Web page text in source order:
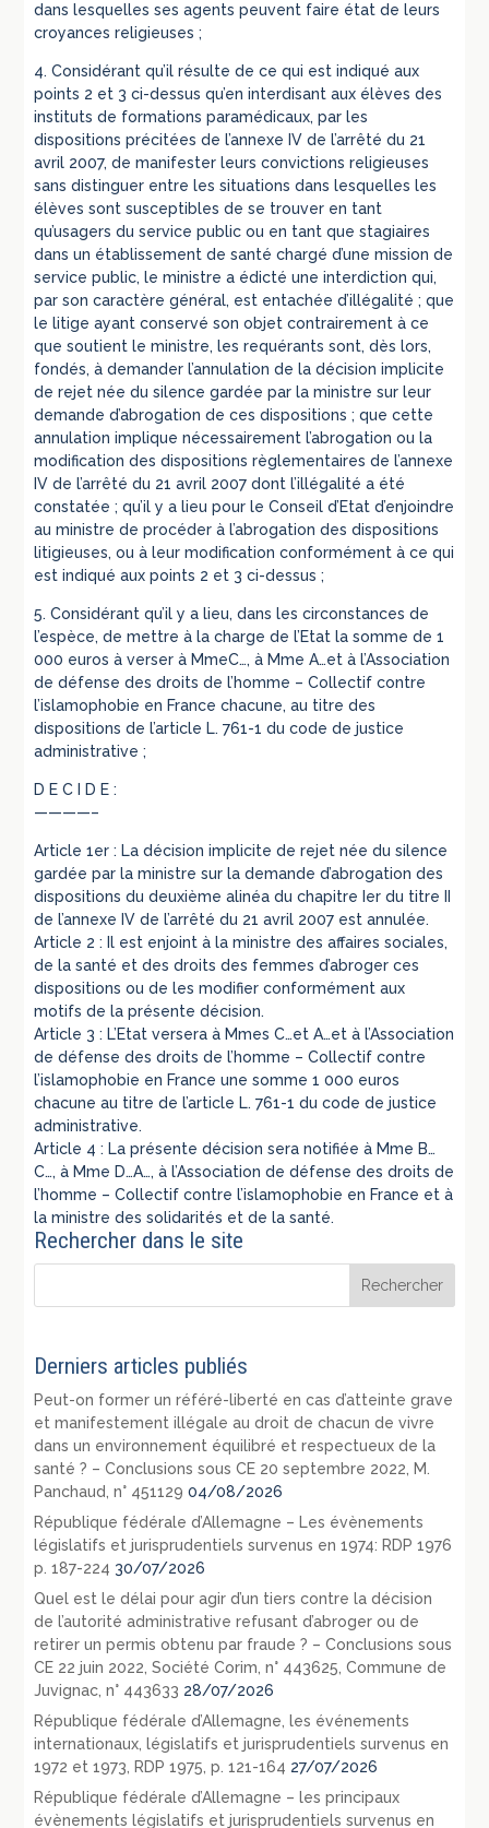
dans lesquelles ses agents peuvent faire état de leurs
croyances religieuses ;
4. Considérant qu’il résulte de ce qui est indiqué aux
points 2 et 3 ci-dessus qu’en interdisant aux élèves des
instituts de formations paramédicaux, par les
dispositions précitées de l’annexe IV de l’arrêté du 21
avril 2007, de manifester leurs convictions religieuses
sans distinguer entre les situations dans lesquelles les
élèves sont susceptibles de se trouver en tant
qu’usagers du service public ou en tant que stagiaires
dans un établissement de santé chargé d’une mission de
service public, le ministre a édicté une interdiction qui,
par son caractère général, est entachée d’illégalité ; que
le litige ayant conservé son objet contrairement à ce
que soutient le ministre, les requérants sont, dès lors,
fondés, à demander l’annulation de la décision implicite
de rejet née du silence gardée par la ministre sur leur
demande d’abrogation de ces dispositions ; que cette
annulation implique nécessairement l’abrogation ou la
modification des dispositions règlementaires de l’annexe
IV de l’arrêté du 21 avril 2007 dont l’illégalité a été
constatée ; qu’il y a lieu pour le Conseil d’Etat d’enjoindre
au ministre de procéder à l’abrogation des dispositions
litigieuses, ou à leur modification conformément à ce qui
est indiqué aux points 2 et 3 ci-dessus ;
5. Considérant qu’il y a lieu, dans les circonstances de
l’espèce, de mettre à la charge de l’Etat la somme de 1
000 euros à verser à MmeC…, à Mme A…et à l’Association
de défense des droits de l’homme – Collectif contre
l’islamophobie en France chacune, au titre des
dispositions de l’article L. 761-1 du code de justice
administrative ;
D E C I D E :
————–
Article 1er : La décision implicite de rejet née du silence
gardée par la ministre sur la demande d’abrogation des
dispositions du deuxième alinéa du chapitre Ier du titre II
de l’annexe IV de l’arrêté du 21 avril 2007 est annulée.
Article 2 : Il est enjoint à la ministre des affaires sociales,
de la santé et des droits des femmes d’abroger ces
dispositions ou de les modifier conformément aux
motifs de la présente décision.
Article 3 : L’Etat versera à Mmes C…et A…et à l’Association
de défense des droits de l’homme – Collectif contre
l’islamophobie en France une somme 1 000 euros
chacune au titre de l’article L. 761-1 du code de justice
administrative.
Article 4 : La présente décision sera notifiée à Mme B…
C…, à Mme D…A…, à l’Association de défense des droits de
l’homme – Collectif contre l’islamophobie en France et à
la ministre des solidarités et de la santé.
Rechercher dans le site
Derniers articles publiés
Peut-on former un référé-liberté en cas d’atteinte grave
et manifestement illégale au droit de chacun de vivre
dans un environnement équilibré et respectueux de la
santé ? – Conclusions sous CE 20 septembre 2022, M.
Panchaud, n° 451129 04/08/2026
République fédérale d’Allemagne – Les évènements
législatifs et jurisprudentiels survenus en 1974: RDP 1976
p. 187-224 30/07/2026
Quel est le délai pour agir d’un tiers contre la décision
de l’autorité administrative refusant d’abroger ou de
retirer un permis obtenu par fraude ? – Conclusions sous
CE 22 juin 2022, Société Corim, n° 443625, Commune de
Juvignac, n° 443633 28/07/2026
République fédérale d’Allemagne, les événements
internationaux, législatifs et jurisprudentiels survenus en
1972 et 1973, RDP 1975, p. 121-164 27/07/2026
République fédérale d’Allemagne – les principaux
évènements législatifs et jurisprudentiels survenus en